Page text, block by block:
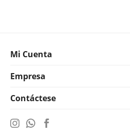
Mi Cuenta
Empresa
Contáctese